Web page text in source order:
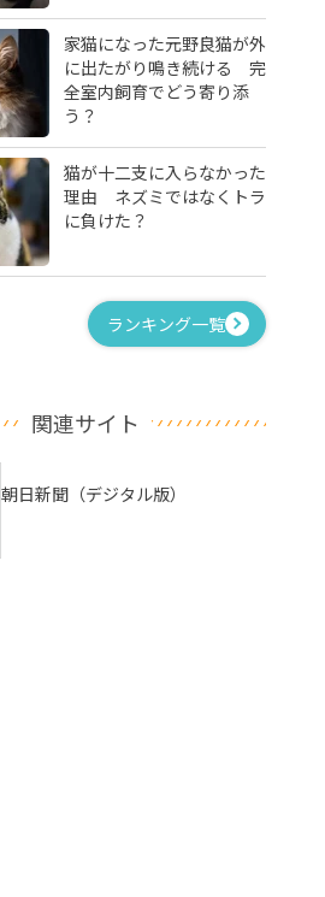
家猫になった元野良猫が外
に出たがり鳴き続ける 完
全室内飼育でどう寄り添
う？
猫が十二支に入らなかった
理由 ネズミではなくトラ
に負けた？
ランキング一覧
関連サイト
朝日新聞（デジタル版）